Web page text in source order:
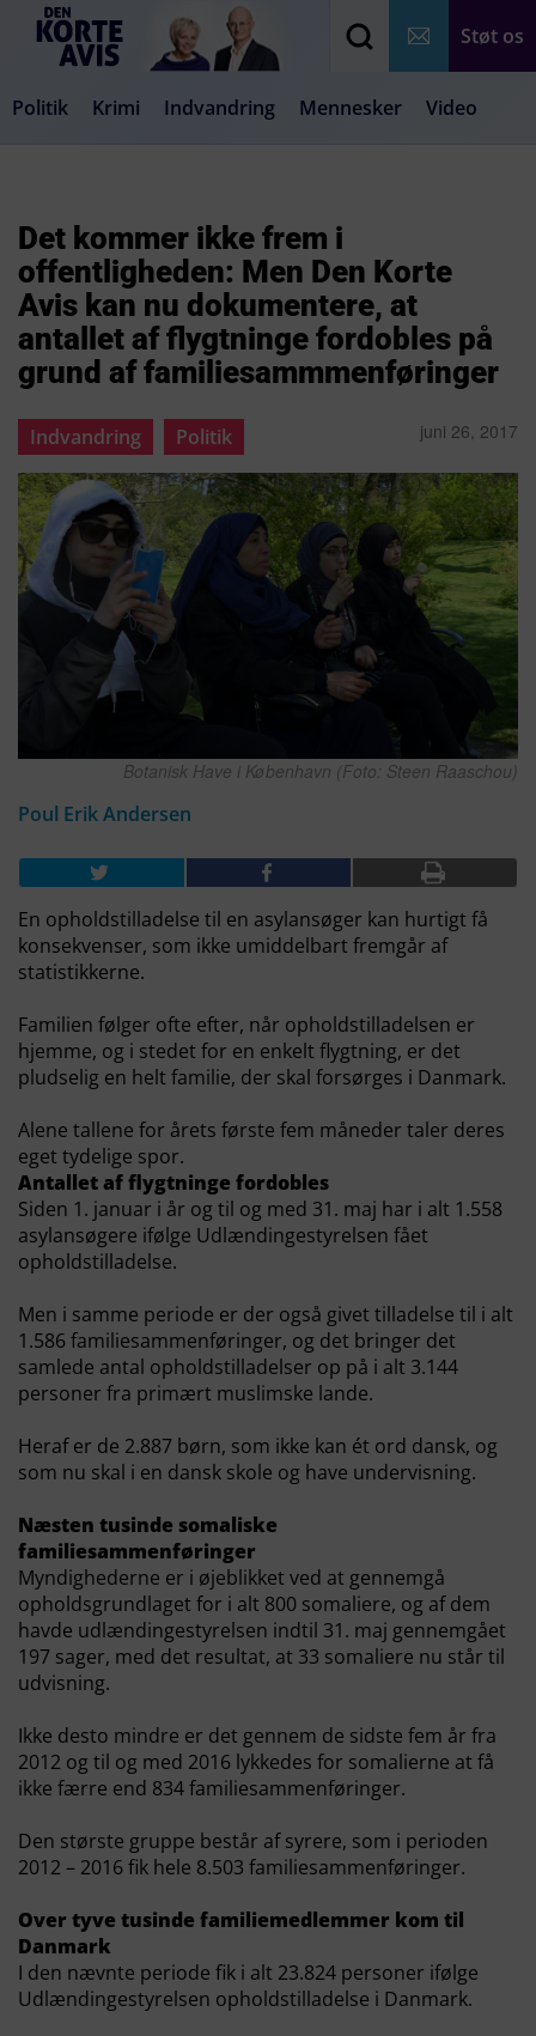
Støt os
Politik Krimi Indvandring Mennesker Video
Det kommer ikke frem i
offentligheden: Men Den Korte
Avis kan nu dokumentere, at
antallet af flygtninge fordobles på
grund af familiesammmenføringer
Indvandring Politik juni 26, 2017
Botanisk Have i København (Foto: Steen Raaschou)
Poul Erik Andersen
En opholdstilladelse til en asylansøger kan hurtigt få
konsekvenser, som ikke umiddelbart fremgår af
statistikkerne.
Familien følger ofte efter, når opholdstilladelsen er
hjemme, og i stedet for en enkelt flygtning, er det
pludselig en helt familie, der skal forsørges i Danmark.
Alene tallene for årets første fem måneder taler deres
eget tydelige spor.
Antallet af flygtninge fordobles
Siden 1. januar i år og til og med 31. maj har i alt 1.558
asylansøgere ifølge Udlændingestyrelsen fået
opholdstilladelse.
Men i samme periode er der også givet tilladelse til i alt
1.586 familiesammenføringer, og det bringer det
samlede antal opholdstilladelser op på i alt 3.144
personer fra primært muslimske lande.
Heraf er de 2.887 børn, som ikke kan ét ord dansk, og
som nu skal i en dansk skole og have undervisning.
Næsten tusinde somaliske
familiesammenføringer
Myndighederne er i øjeblikket ved at gennemgå
opholdsgrundlaget for i alt 800 somaliere, og af dem
havde udlændingestyrelsen indtil 31. maj gennemgået
197 sager, med det resultat, at 33 somaliere nu står til
udvisning.
Ikke desto mindre er det gennem de sidste fem år fra
2012 og til og med 2016 lykkedes for somalierne at få
ikke færre end 834 familiesammenføringer.
Den største gruppe består af syrere, som i perioden
2012 – 2016 fik hele 8.503 familiesammenføringer.
Over tyve tusinde familiemedlemmer kom til
Danmark
I den nævnte periode fik i alt 23.824 personer ifølge
Udlændingestyrelsen opholdstilladelse i Danmark.